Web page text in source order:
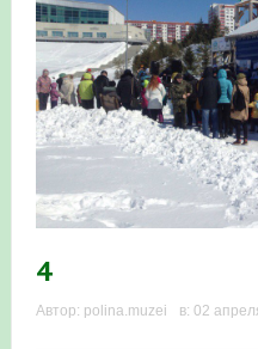
Итоги акции «Весенняя
Республике Башкортостан
«Весенняя
Мероприятие для ребят
олимпиадного движения
4
Автор: polina.muzei в: 02